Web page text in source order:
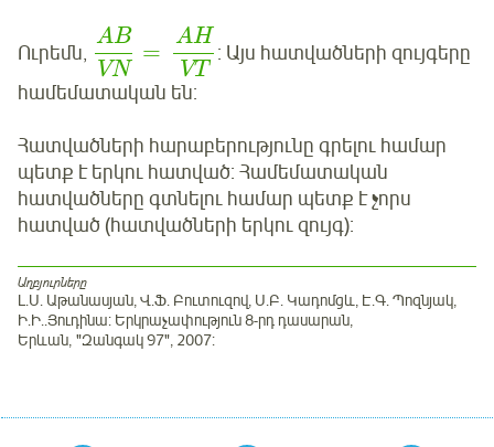
Ուրեմն,
AB
VN
=
AH
VT
: Այս հատվածների զույգերը
համեմատական են:
Հատվածների հարաբերությունը գրելու համար
պետք է երկու հատված: Համեմատական
հատվածները գտնելու համար պետք է չորս
հատված (հատվածների երկու զույգ):
Աղբյուրները
Լ.Ս. Աթանասյան, Վ.Ֆ. Բուտուզով, Ս.Բ. Կադոմցև, Է.Գ. Պոզնյակ,
Ի.Ի..Յուդինա: Երկրաչափություն 8-րդ դասարան,
Երևան, "Զանգակ 97", 2007: